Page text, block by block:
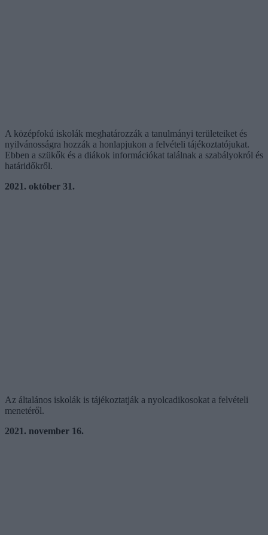
A középfokú iskolák meghatározzák a tanulmányi területeiket és
nyilvánosságra hozzák a honlapjukon a felvételi tájékoztatójukat.
Ebben a szükők és a diákok információkat találnak a szabályokról és
határidőkről.
2021. október 31.
Az általános iskolák is tájékoztatják a nyolcadikosokat a felvételi
menetéről.
2021. november 16.